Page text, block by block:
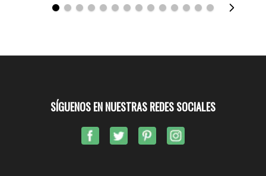
SÍGUENOS EN NUESTRAS REDES SOCIALES